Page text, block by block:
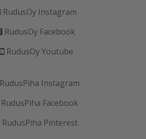
RudusOy Instagram
RudusOy Facebook
RudusOy Youtube
RudusPiha Instagram
RudusPiha Facebook
RudusPiha Pinterest